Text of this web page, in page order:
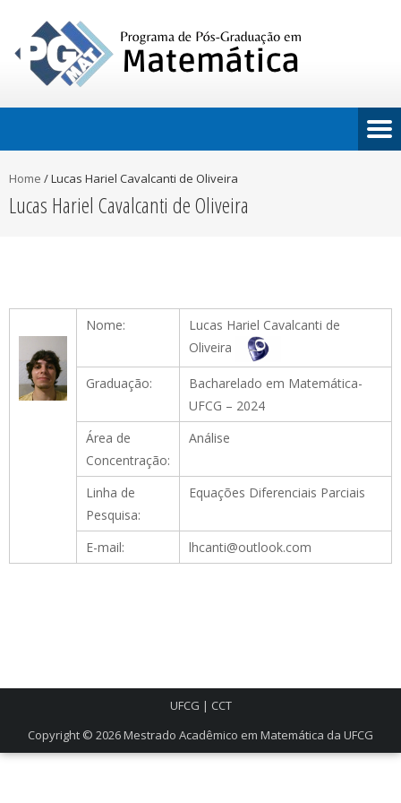
Home /Lucas Hariel Cavalcanti de Oliveira
Lucas Hariel Cavalcanti de Oliveira
Nome:
Lucas Hariel Cavalcanti de
Oliveira
Graduação:
Bacharelado em Matemática-
UFCG – 2024
Área de
Concentração:
Análise
Linha de
Pesquisa:
Equações Diferenciais Parciais
E-mail: lhcanti@outlook.com
UFCG | CCT
Copyright © 2026Mestrado Acadêmico em Matemática da UFCG